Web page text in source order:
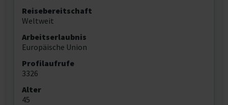
Reisebereitschaft
Weltweit
Arbeitserlaubnis
Europäische Union
Profilaufrufe
3326
Alter
45